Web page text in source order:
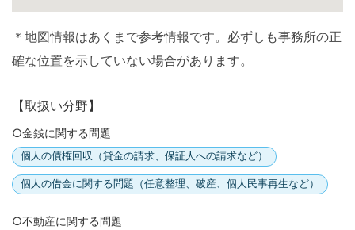
＊地図情報はあくまで参考情報です。必ずしも事務所の正
確な位置を示していない場合があります。
【取扱い分野】
○金銭に関する問題
個人の債権回収（貸金の請求、保証人への請求など）
個人の借金に関する問題（任意整理、破産、個人民事再生など）
○不動産に関する問題